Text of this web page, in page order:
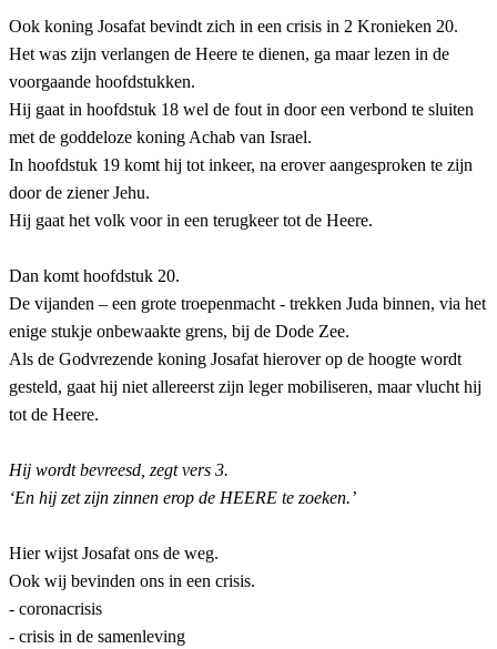
Ook koning Josafat bevindt zich in een crisis in 2 Kronieken 20.
Het was zijn verlangen de Heere te dienen, ga maar lezen in de
voorgaande hoofdstukken.
Hij gaat in hoofdstuk 18 wel de fout in door een verbond te sluiten
met de goddeloze koning Achab van Israel.
In hoofdstuk 19 komt hij tot inkeer, na erover aangesproken te zijn
door de ziener Jehu.
Hij gaat het volk voor in een terugkeer tot de Heere.
Dan komt hoofdstuk 20.
De vijanden – een grote troepenmacht - trekken Juda binnen, via het
enige stukje onbewaakte grens, bij de Dode Zee.
Als de Godvrezende koning Josafat hierover op de hoogte wordt
gesteld, gaat hij niet allereerst zijn leger mobiliseren, maar vlucht hij
tot de Heere.
Hij wordt bevreesd, zegt vers 3.
‘En hij zet zijn zinnen erop de HEERE te zoeken.’
Hier wijst Josafat ons de weg.
Ook wij bevinden ons in een crisis.
- coronacrisis
- crisis in de samenleving